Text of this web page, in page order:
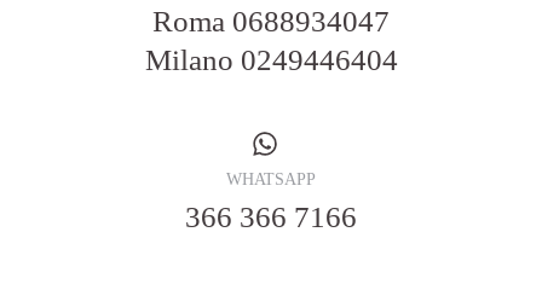
Roma 0688934047
Milano 0249446404
WHATSAPP
366 366 7166